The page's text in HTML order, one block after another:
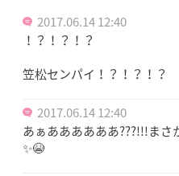
2017.06.14 12:40
！？！？！？
笠松センパイ！？！？！？
2017.06.14 12:40
あぁああああああ???!!!ま
✨😭